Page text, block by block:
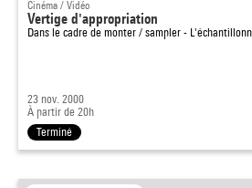
Cinéma / Vidéo
Vertige d'appropriation
Dans le cadre de monter / sampler -
23 nov. 2000
À partir de 20h
Terminé